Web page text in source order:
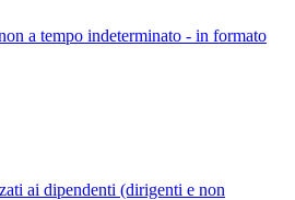
a tempo indeterminato - in formato
ai dipendenti (dirigenti e non